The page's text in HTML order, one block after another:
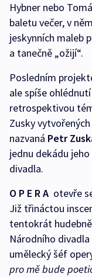
Hybner nebo
baletu večer, v
jeskynních maleb
a tanečně „ožijí“.
Posledním
ale spíše
retrospektivou
Zusky
nazvaná Petr
jednu dekádu
divadla.
O P E R A otevře
Již třináctou
tentokrát
Národního
umělecký šéf
pro mě bude